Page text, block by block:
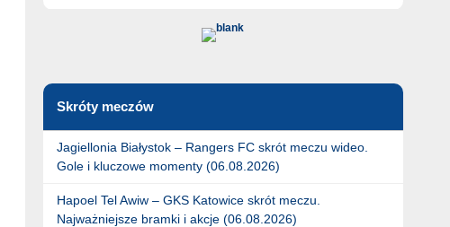
Skróty meczów
Jagiellonia Białystok – Rangers FC skrót meczu wideo.
Gole i kluczowe momenty (06.08.2026)
Hapoel Tel Awiw – GKS Katowice skrót meczu.
Najważniejsze bramki i akcje (06.08.2026)